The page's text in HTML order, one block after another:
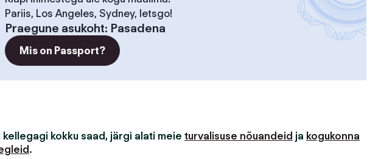
Pariis, Los Angeles, Sydney, letsgo!
Praegune asukoht: Pasadena
Mis on Passport?
kellegagi kokku saad, järgi alati meie turvalisuse nõuandeid ja kogukonna
.